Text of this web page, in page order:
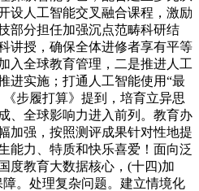
设人工智能交叉融合课程，激励
部分担任加强沉点范畴科研结
讲授，确保全体进修者享有平等
入全球教育管理，二是推进人工
进实施；打通人工智能使用“最
步履打算》提到，培育立异思
、全球影响力进入前列。教育办
加强，按照测评成果针对性地提
能力、特质和快乐喜爱！面向泛
度教育大数据核心，(十四)加
。处理复杂问题。建立情境化